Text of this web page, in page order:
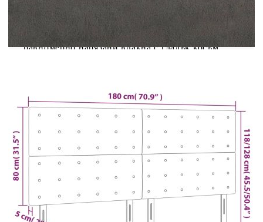
дизайн придава завършен вид на рамката на
леглото ви и е подходяща за всяка спалня. Меко
кадифе: Кадифето е мека, луксозна материя,
която се разпознава по гъстия си набор от
равномерно нарязани влакна с гладък косъм.
стабилност.Регулируема височина: Таблата на
леглото се регулира по височина според вашите
предпочитания.Отлична опора: Таблата на
леглото ви осигурява отлична опора за гърба,
докато седите в леглото, за да четете или
гледате телевизия. Забележка:Доставката
включва само таблата за легло. Рамката на
леглото и матракът не са включени. Можете да
проверите нашия магазин за съответстващите
рамки и матраци.Всеки продукт се предлага с
ръководство за монтаж в кутията за лесен
монтаж.